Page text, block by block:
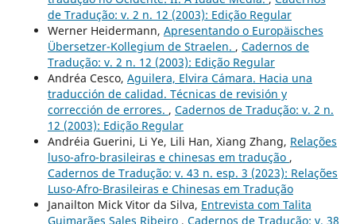
de Tradução: v. 2 n. 12 (2003): Edição Regular
Werner Heidermann, Apresentando o Europäisches
Übersetzer-Kollegium de Straelen. , Cadernos de
Tradução: v. 2 n. 12 (2003): Edição Regular
Andréa Cesco, Aguilera, Elvira Cámara. Hacia una
traducción de calidad. Técnicas de revisión y
corrección de errores. , Cadernos de Tradução: v. 2 n.
12 (2003): Edição Regular
Andréia Guerini, Li Ye, Lili Han, Xiang Zhang, Relações
luso-afro-brasileiras e chinesas em tradução ,
Cadernos de Tradução: v. 43 n. esp. 3 (2023): Relações
Luso-Afro-Brasileiras e Chinesas em Tradução
Janailton Mick Vitor da Silva, Entrevista com Talita
Guimarães Sales Ribeiro , Cadernos de Tradução: v. 38